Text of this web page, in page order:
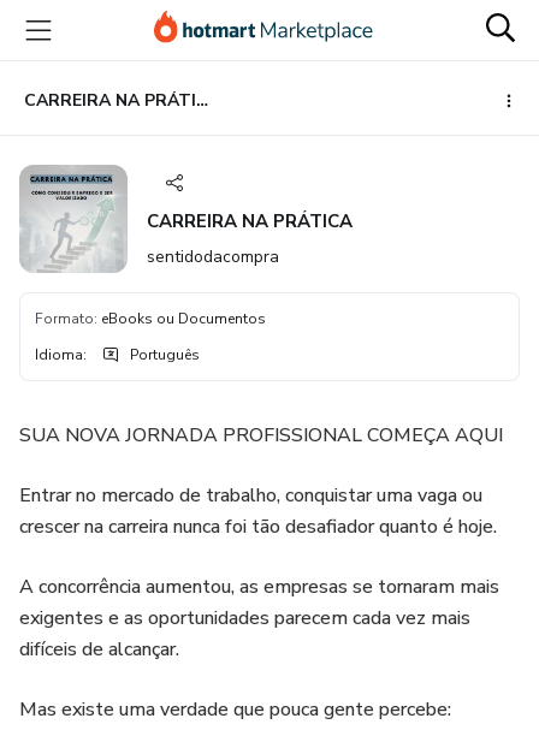
para
conteúdo
principal
para
pagamento
para
rodapé
CARREIRA NA PRÁTICA
CARREIRA NA PRÁTICA
sentidodacompra
Formato: eBooks ou Documentos
Idioma: Português
SUA NOVA JORNADA PROFISSIONAL COMEÇA AQUI
Entrar no mercado de trabalho, conquistar uma vaga ou
crescer na carreira nunca foi tão desafiador quanto é hoje.
A concorrência aumentou, as empresas se tornaram mais
exigentes e as oportunidades parecem cada vez mais
difíceis de alcançar.
Mas existe uma verdade que pouca gente percebe: